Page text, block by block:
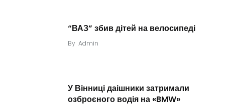
“ВАЗ” збив дітей на велосипеді
By Admin
У Вінниці даішники затримали
озброєного водія на «BMW»